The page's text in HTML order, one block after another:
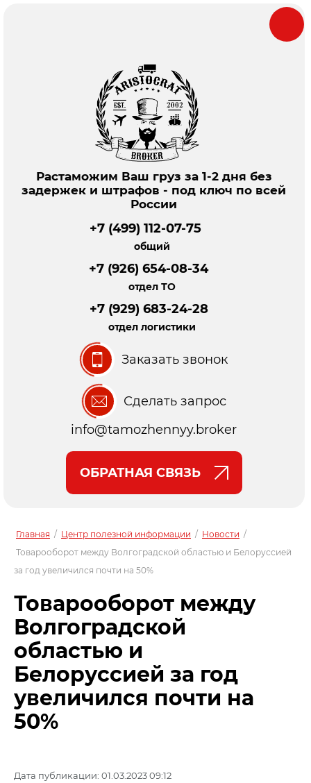
Растаможим Ваш груз за 1-2 дня без
задержек и штрафов - под ключ по всей
России
+7 (499) 112-07-75
общий
+7 (926) 654-08-34
отдел ТО
+7 (929) 683-24-28
отдел логистики
Заказать звонок
Сделать запрос
info@tamozhennyy.broker
ОБРАТНАЯ СВЯЗЬ
Главная / Центр полезной информации / Новости /
Товарооборот между Волгоградской областью и Белоруссией
за год увеличился почти на 50%
Товарооборот между
Волгоградской
областью и
Белоруссией за год
увеличился почти на
50%
Дата публикации: 01.03.2023 09:12